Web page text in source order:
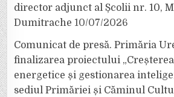
director adjunct al Școlii nr. 10,
Dumitrache 10/07/2026
Comunicat de presă. Primăria
finalizarea proiectului
energetice și gestionarea
sediul Primăriei și Căminul